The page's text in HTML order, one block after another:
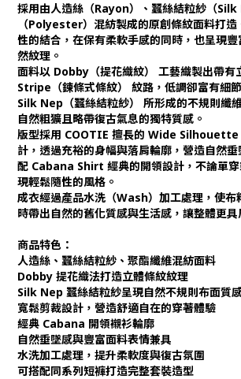
採用由人造絲（Rayon）、蠶絲結粒紗（
（Polyester）混紡製成的原創條紋面料打
性的結合，在保有柔軟手感的同時，也呈現
然紋理。
面料以 Dobby（提花織紋） 工藝織製出帶有
Stripe（鍊條式條紋） 紋路，低調卻富有細
Silk Nep（蠶絲結粒紗） 所形成的不規則纖
自然粗獷且略帶復古氣息的獨特質感。
版型採用 COOTIE 擅長的 Wide Silhouette
計，透過充裕的身幅與落肩輪廓，營造自然
配 Cabana Shirt 經典的開領設計，不論單
現輕鬆隨性的風格。
成衣經過產品水洗（Wash）加工處理，使布
時帶出自然的舊化質感與生活感，讓整體更具
商品特色：
人造絲、蠶絲結粒紗、聚酯纖維混紡面料
Dobby 提花織法打造立體條紋紋理
Silk Nep 蠶絲結粒紗呈現自然不規則布面質
寬鬆剪裁設計，營造舒適自在的穿著體驗
經典 Cabana 開領襯衫輪廓
自然垂墜感與豐富面料表情兼具
水洗加工處理，提升柔軟度與復古氛圍
可搭配同系列短褲打造完整套裝造型